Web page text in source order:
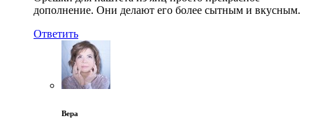
дополнение. Они делают его более сытным и вкусным.
Ответить
Вера